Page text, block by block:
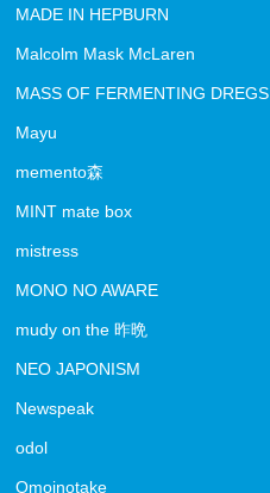
MADE IN HEPBURN
Malcolm Mask McLaren
MASS OF FERMENTING DREGS
Mayu
memento森
MINT mate box
mistress
MONO NO AWARE
mudy on the 昨晩
NEO JAPONISM
Newspeak
odol
Omoinotake